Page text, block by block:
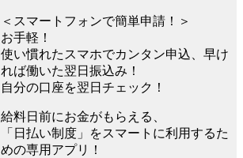
＜スマートフォンで簡単申請！＞
お手軽！
使い慣れたスマホでカンタン申込、早け
れば働いた翌日振込み！
自分の口座を翌日チェック！
給料日前にお金がもらえる、
「日払い制度」をスマートに利用するた
めの専用アプリ！